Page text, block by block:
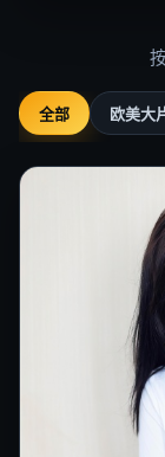
全部 欧美大